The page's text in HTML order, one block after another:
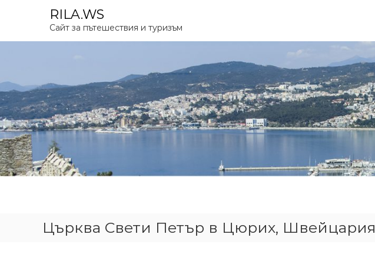
p
c
o
n
t
e
n
t
RILA.WS
Сайт за пътешествия и туризъм
Църква Свети Петър в Цюрих, Швейцария